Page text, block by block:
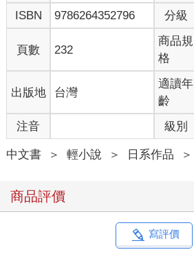
ISBN
9786264352796 分級
頁數 232
商品規
格
出版地 台灣
適讀年
齡
注音 級別
中文書 ＞ 輕小說 ＞ 日系作品 ＞
商品評價
寫評價